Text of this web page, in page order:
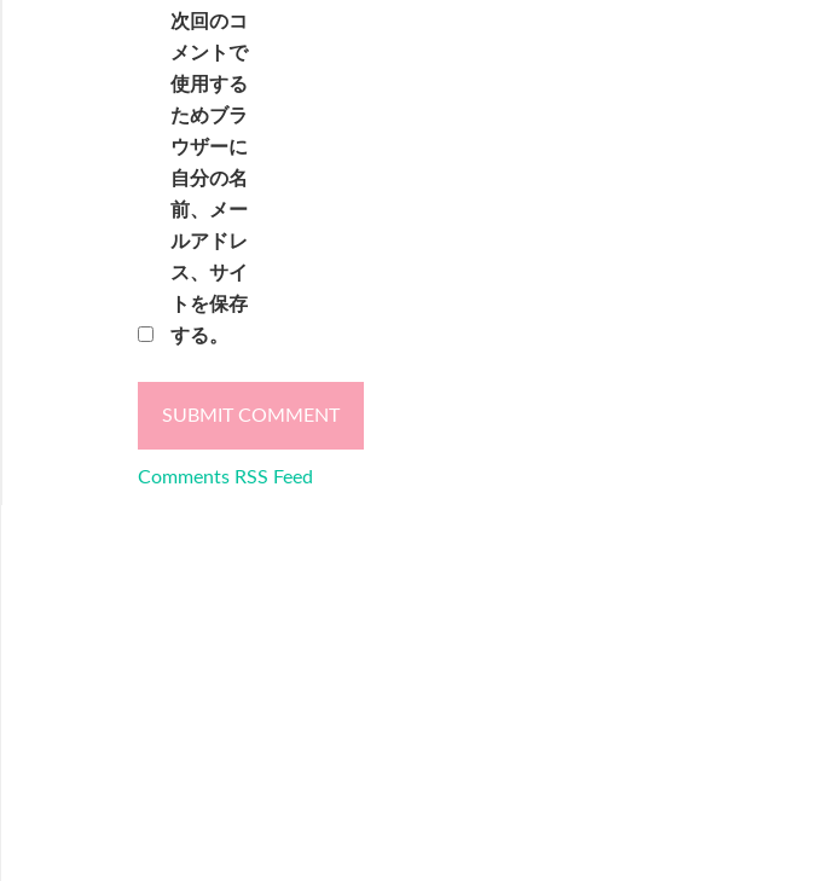
次回のコ
メントで
使用する
ためブラ
ウザーに
自分の名
前、メー
ルアドレ
ス、サイ
トを保存
する。
Comments RSS Feed